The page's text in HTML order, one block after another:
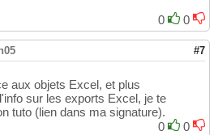
0
0
#7
aux objets Excel, et plus
sur les exports Excel, je te
tuto (lien dans ma signature).
0
0